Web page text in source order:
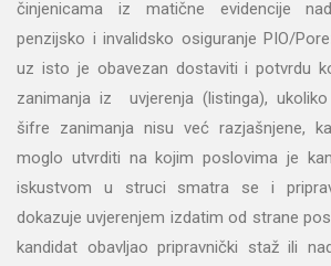
činjenicama iz matične evidencije
penzijsko i invalidsko osiguranje PIO/
uz isto je obavezan dostaviti i potvrdu
zanimanja iz uvjerenja (listinga),
šifre zanimanja nisu već razjašnjene,
moglo utvrditi na kojim poslovima je
iskustvom u struci smatra se i
dokazuje uvjerenjem izdatim od strane
kandidat obavljao pripravnički staž ili